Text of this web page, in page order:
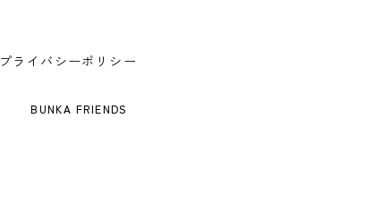
プライバシーポリシー
BUNKA FRIENDS